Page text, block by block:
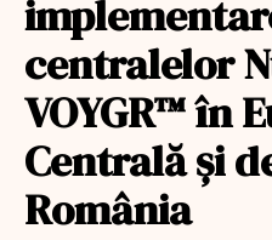
centralelor
VOYGR™ în
Centrală și
România